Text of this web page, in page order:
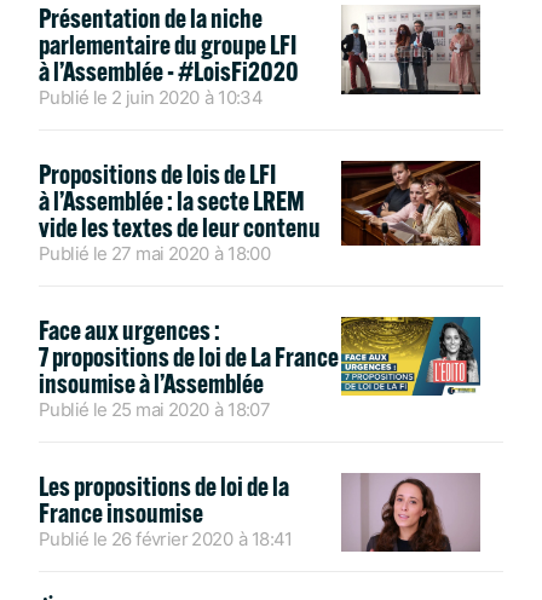
Présentation de la niche
parlementaire du groupe LFI
à l’Assemblée - #LoisFi2020
Publié le 2 juin 2020 à 10:34
Propositions de lois de LFI
à l’Assemblée : la secte LREM
vide les textes de leur contenu
Publié le 27 mai 2020 à 18:00
Face aux urgences :
7 propositions de loi de La France
insoumise à l’Assemblée
Publié le 25 mai 2020 à 18:07
Les propositions de loi de la
France insoumise
Publié le 26 février 2020 à 18:41